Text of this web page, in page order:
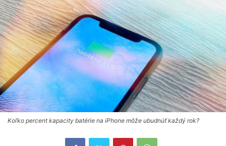
Koľko percent kapacity batérie na iPhone môže ubudnúť každý rok?